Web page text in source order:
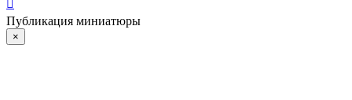
Публикация миниатюры
×